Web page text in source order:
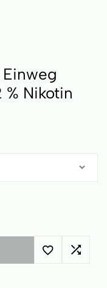
Einweg
Nikotin